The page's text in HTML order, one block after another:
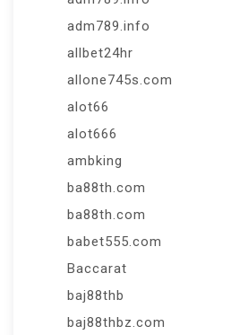
adm789.info
allbet24hr
allone745s.com
alot66
alot666
ambking
ba88th.com
ba88th.com
babet555.com
Baccarat
baj88thb
baj88thbz.com